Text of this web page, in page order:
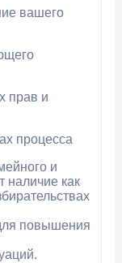
вашего
прав и
процесса
и
наличие как
повышения